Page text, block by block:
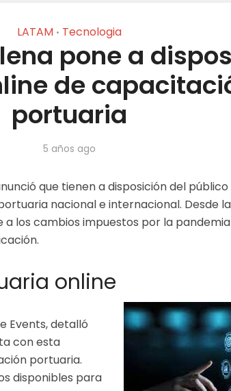
LATAM • Tecnologia
pone a
de
portuaria
5 años ago
que tienen a disposición del
nacional e internacional. Desde
los cambios impuestos por la pandemia
online
Events, detalló
con esta
portuaria.
disponibles para